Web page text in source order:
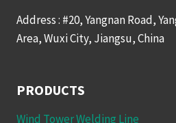
Address : #20, Yangnan Road,
Area, Wuxi City, Jiangsu, China
PRODUCTS
Wind Tower Welding Line